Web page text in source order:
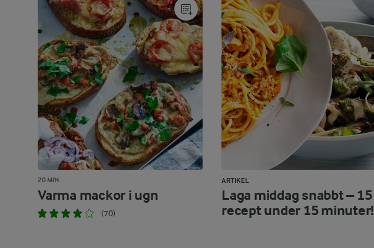
20 MIN
Varma mackor i ugn
(70)
ARTIKEL
Laga middag snabbt – 15
recept under 15 minuter!